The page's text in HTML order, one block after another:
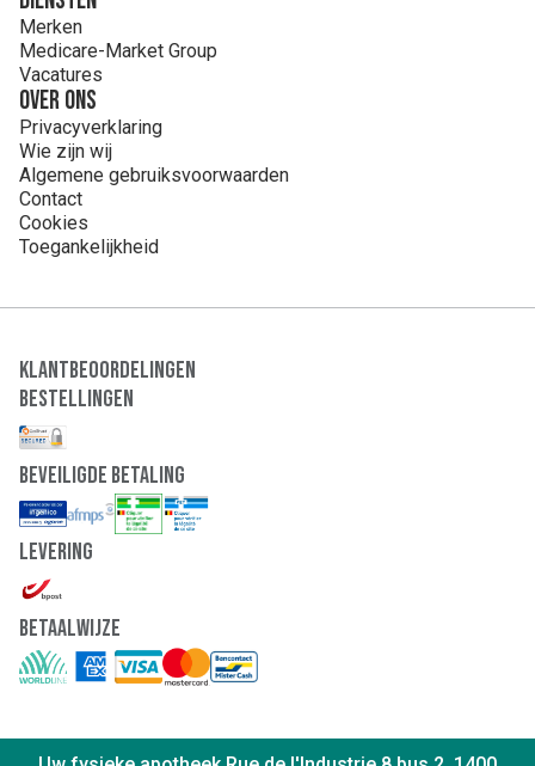
Merken
Medicare-Market Group
Vacatures
Over ons
Privacyverklaring
Wie zijn wij
Algemene gebruiksvoorwaarden
Contact
Cookies
Toegankelijkheid
Klantbeoordelingen
Bestellingen
Beveiligde Betaling
Levering
Betaalwijze